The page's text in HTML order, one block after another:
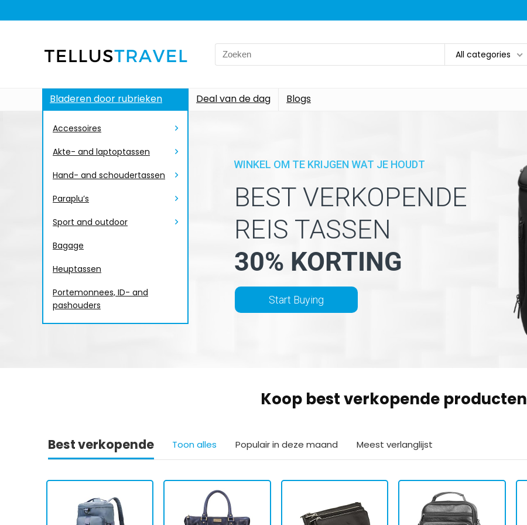
All categories
Bladeren door rubrieken
Accessoires
Akte- and laptoptassen
Hand- and schoudertassen
Paraplu’s
Sport and outdoor
Bagage
Heuptassen
Portemonnees, ID- and
pashouders
Deal van de dag Blogs
BEST VERKOPENDE
REIS TASSEN
30% KORTING
WINKEL OM TE KRIJGEN WAT JE HOUDT
Start Buying
Koop best verkopende producten
Best verkopende Toon alles Populair in deze maand Meest verlanglijst